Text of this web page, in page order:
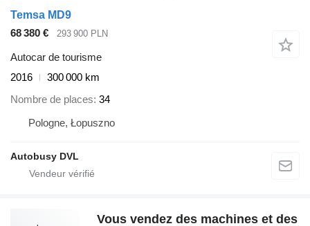
Temsa MD9
68 380 €
293 900 PLN
Autocar de tourisme
2016
300 000 km
Nombre de places 34
Pologne, Łopuszno
Autobusy DVL
Vous vendez des machines et des